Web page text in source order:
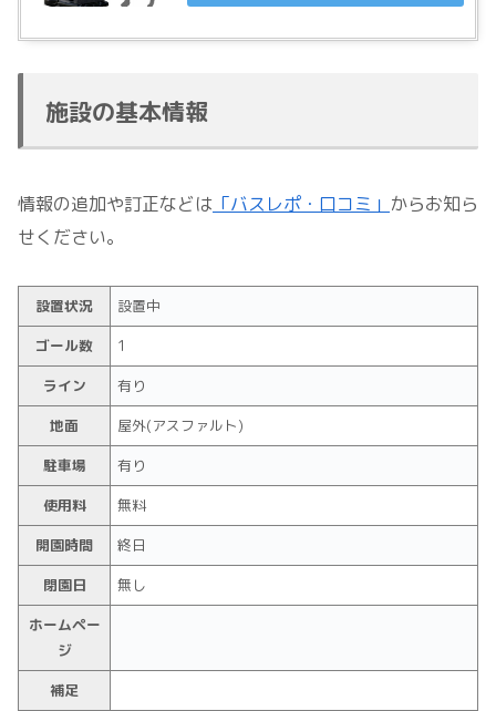
施設の基本情報
情報の追加や訂正などは 「バスレポ・口コミ」 からお知ら
せください。
設置状況
設置中
ゴール数
1
ライン
有り
地面
屋外(アスファルト)
駐車場
有り
使用料
無料
開園時間
終日
閉園日
無し
ホームペー
ジ
補足